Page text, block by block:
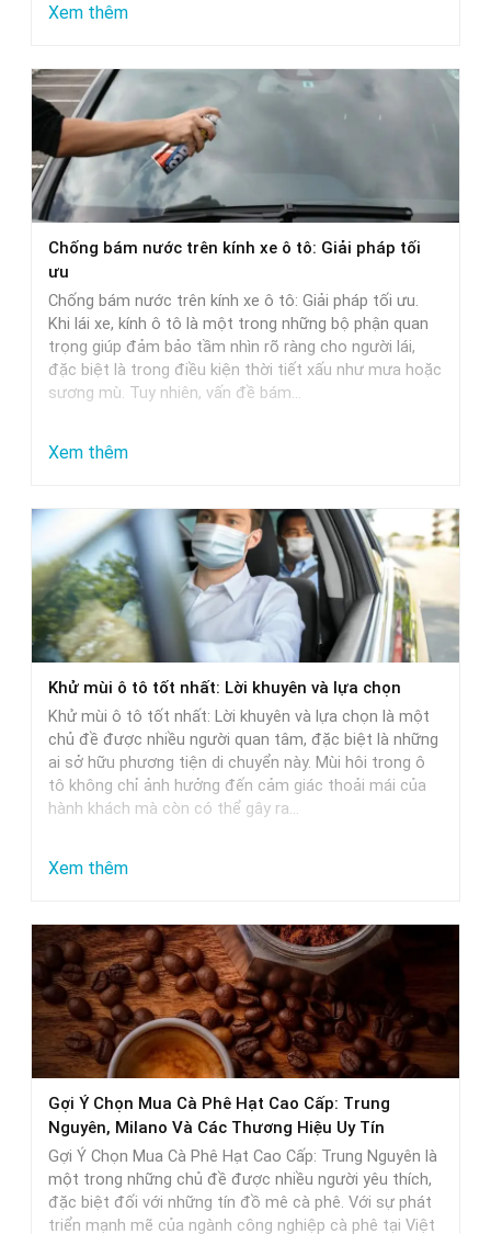
Xem thêm:
Dẫn
Chọn
Nước
Rửa
Xe
Phù
Nhất
Chống bám nước trên kính xe ô tô: Giải pháp tối
ưu
Chống bám nước trên kính xe ô tô: Giải pháp tối ưu.
Khi lái xe, kính ô tô là một trong những bộ phận quan
trọng giúp đảm bảo tầm nhìn rõ ràng cho người lái,
đặc biệt là trong điều kiện thời tiết xấu như mưa hoặc
sương mù. Tuy nhiên, vấn đề bám…
Xem thêm:
bám
nước
trên
kính
xe
ô
tô:
Giải
pháp
tối
ưu
Khử mùi ô tô tốt nhất: Lời khuyên và lựa chọn
Khử mùi ô tô tốt nhất: Lời khuyên và lựa chọn là một
chủ đề được nhiều người quan tâm, đặc biệt là những
ai sở hữu phương tiện di chuyển này. Mùi hôi trong ô
tô không chỉ ảnh hưởng đến cảm giác thoải mái của
hành khách mà còn có thể gây ra…
Xem thêm:
mùi
ô
tô
tốt
nhất:
Lời
khuyên
lựa
chọn
Gợi Ý Chọn Mua Cà Phê Hạt Cao Cấp: Trung
Nguyên, Milano Và Các Thương Hiệu Uy Tín
Gợi Ý Chọn Mua Cà Phê Hạt Cao Cấp: Trung Nguyên là
một trong những chủ đề được nhiều người yêu thích,
đặc biệt đối với những tín đồ mê cà phê. Với sự phát
triển mạnh mẽ của ngành công nghiệp cà phê tại Việt